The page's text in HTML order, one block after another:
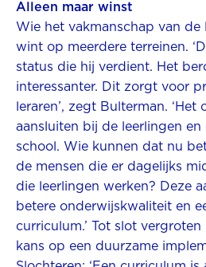
Alleen maar winst
Wie het vakmanschap van de
wint op meerdere terreinen.
status die hij verdient. Het
interessanter. Dit zorgt voor
leraren’, zegt Bulterman.
aansluiten bij de leerlingen
school. Wie kunnen dat nu
de mensen die er dagelijks
die leerlingen werken? Deze
betere onderwijskwaliteit en
curriculum.’ Tot slot
kans op een duurzame